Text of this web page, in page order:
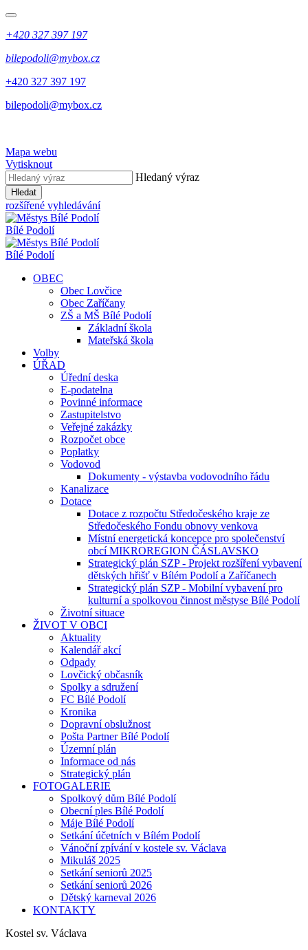
+420 327 397 197
bilepodoli@mybox.cz
+420 327 397 197
bilepodoli@mybox.cz
Mapa webu
Vytisknout
Hledaný výraz
Hledat
rozšířené vyhledávání
Bílé Podolí
Bílé Podolí
OBEC
Obec Lovčice
Obec Zaříčany
ZŠ a MŠ Bílé Podolí
Základní škola
Mateřská škola
Volby
ÚŘAD
Úřední deska
E-podatelna
Povinné informace
Zastupitelstvo
Veřejné zakázky
Rozpočet obce
Poplatky
Vodovod
Dokumenty - výstavba vodovodního řádu
Kanalizace
Dotace
Dotace z rozpočtu Středočeského kraje ze
Středočeského Fondu obnovy venkova
Místní energetická koncepce pro společenství
obcí MIKROREGION ČÁSLAVSKO
Strategický plán SZP - Projekt rozšíření vybavení
dětských hřišť v Bílém Podolí a Zaříčanech
Strategický plán SZP - Mobilní vybavení pro
kulturní a spolkovou činnost městyse Bílé Podolí
Životní situace
ŽIVOT V OBCI
Aktuality
Kalendář akcí
Odpady
Lovčický občasník
Spolky a sdružení
FC Bílé Podolí
Kronika
Dopravní obslužnost
Pošta Partner Bílé Podolí
Územní plán
Informace od nás
Strategický plán
FOTOGALERIE
Spolkový dům Bílé Podolí
Obecní ples Bílé Podolí
Máje Bílé Podolí
Setkání účetních v Bílém Podolí
Vánoční zpívání v kostele sv. Václava
Mikuláš 2025
Setkání seniorů 2025
Setkání seniorů 2026
Dětský karneval 2026
KONTAKTY
Kostel sv. Václava